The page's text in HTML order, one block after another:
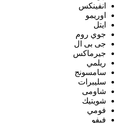
انفينكس
اوريمو
ايتل
جوي روم
جى بى ال
جيرماكس
ريلمي
سامسونج
سليبرات
شاومى
شويتيك
فومي
فيفو